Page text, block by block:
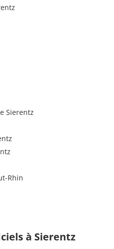
Sierentz
Rhin
à Sierentz